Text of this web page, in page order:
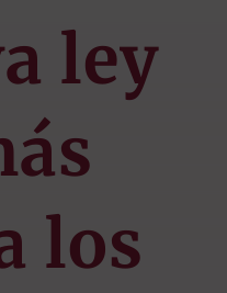
ley
los